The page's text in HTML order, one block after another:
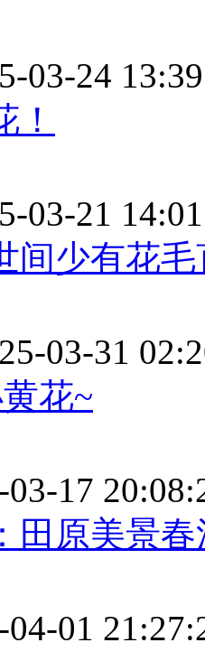
03-24
03-21
间少有花毛
03-31
花~
03-17
田原美景
04-01